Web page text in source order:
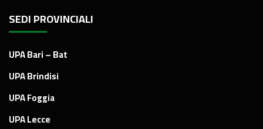
SEDI PROVINCIALI
UPA Bari – Bat
UPA Brindisi
UPA Foggia
UPA Lecce